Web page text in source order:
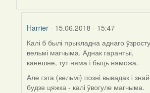
Harrier
Harrier- 15.06.2018 - 15:47
In
reply
to
by
Виолетта
Калі б былі прыкладна аднаго
вельмі магчыма. Аднак гарантыі,
канешне, тут няма і быць няможа.
Але гэта (вельмі) позні вывадак і
будзе цяжка - калі ўвогуле магчыма.